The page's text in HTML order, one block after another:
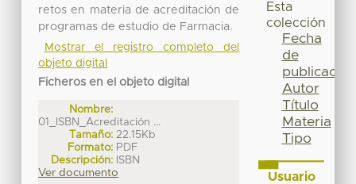
retos en materia de acreditación de
programas de estudio de Farmacia.
Mostrar el registro completo del
objeto digital
Ficheros en el objeto digital
Nombre:
01_ISBN_Acreditación ...
Tamaño: 22.15Kb
Formato: PDF
Descripción: ISBN
Ver documento
Esta
colección
Fecha
de
publicación
Autor
Título
Materia
Tipo
Usuario